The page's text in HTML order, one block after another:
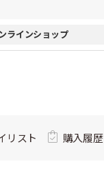
ラインショップ
リスト 購入履歴